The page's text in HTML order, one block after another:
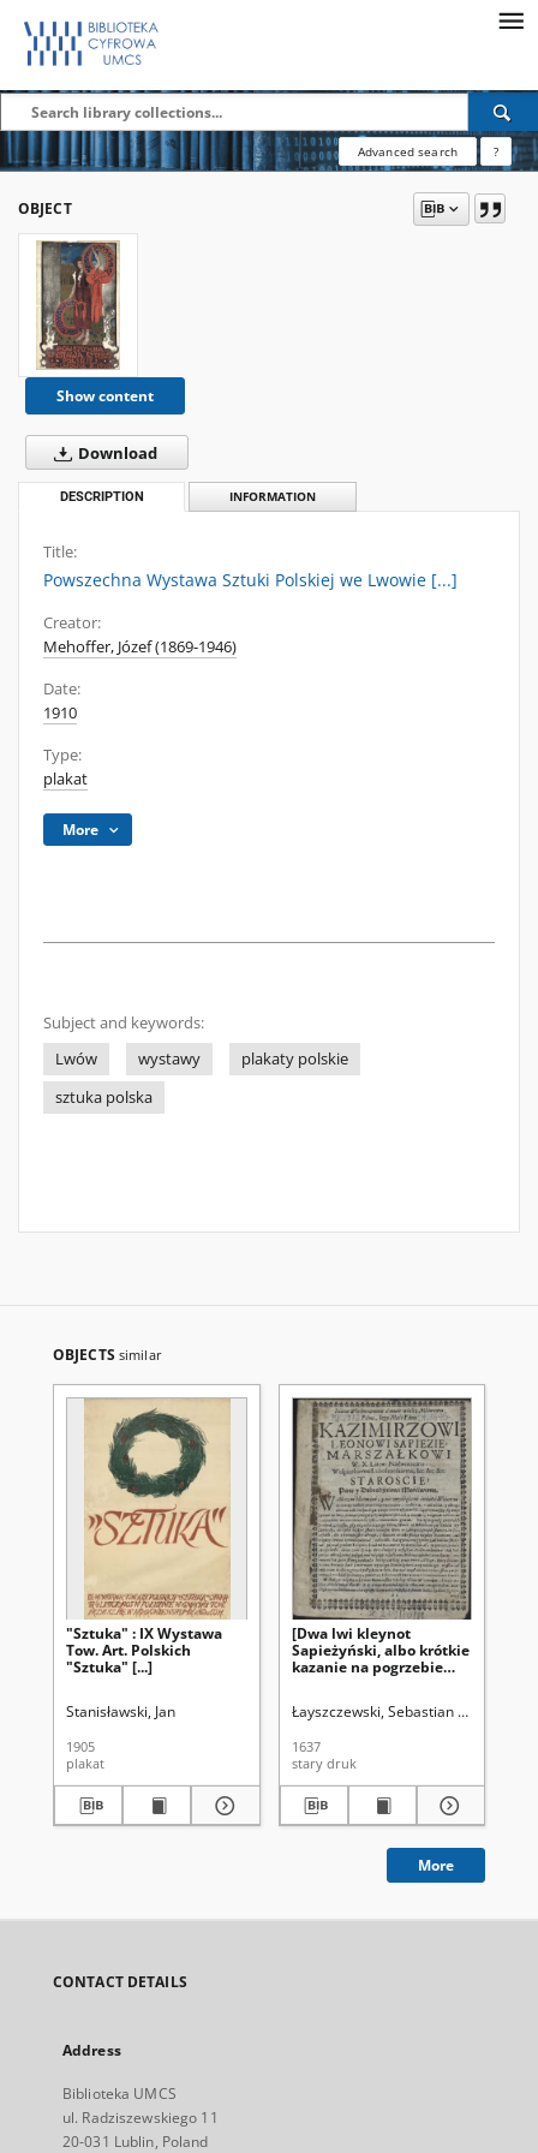
Advanced search ?
OBJECT
Show content
Download
DESCRIPTION INFORMATION
Title:
Powszechna Wystawa Sztuki Polskiej we Lwowie [...]
Creator:
Mehoffer, Józef (1869-1946)
Date:
1910
Type:
plakat
More
Subject and keywords:
Lwów
wystawy
plakaty polskie
sztuka polska
OBJECTS similar
"Sztuka" : IX Wystawa
Tow. Art. Polskich
"Sztuka" [...]
Stanisławski, Jan
1905
plakat
[Dwa lwi kleynot
Sapieżyński, albo krótkie
kazanie na pogrzebie
wielmożnego [...] Leona
wileńskiego [...] miane w
dzień pogrzebu [...]]
Łayszczewski, Sebastian (?-1635)
1637
stary druk
More
CONTACT DETAILS
Address
Biblioteka UMCS
ul. Radziszewskiego 11
20-031 Lublin, Poland